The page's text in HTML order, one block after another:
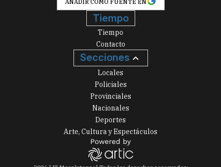
AÑADIR COMO FUENTE EN
Tiempo
Tiempo
Contacto
Secciones
Locales
Policiales
Provinciales
Nacionales
Deportes
Arte, Cultura y Espectáculos